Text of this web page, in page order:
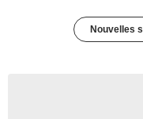
Nouvelles